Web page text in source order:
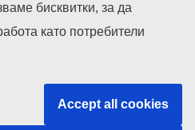
медии
на ЕС
бисквитки, за да
като потребители
Accept all cookies